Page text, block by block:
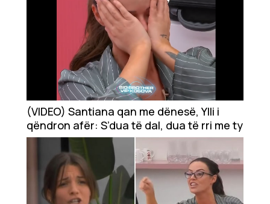
(VIDEO) Santiana qan me dënesë, Ylli i
qëndron afër: S’dua të dal, dua të rri me ty